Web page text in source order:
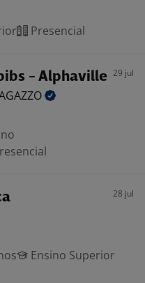
Presencial
- Alphaville 29 jul
28 jul
Ensino Superior